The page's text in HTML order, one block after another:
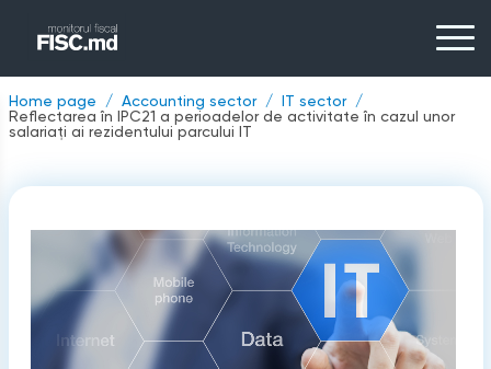
Home page Accounting sector
IT sector
Reflectarea în IPC21 a perioadelor de activitate în cazul unor
salariați ai rezidentului parcului IT